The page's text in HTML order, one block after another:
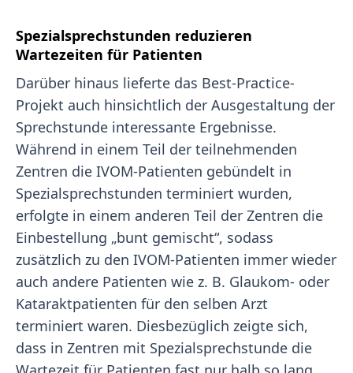
Spezialsprechstunden reduzieren
Wartezeiten für Patienten
Darüber hinaus lieferte das Best-Practice-
Projekt auch hinsichtlich der Ausgestaltung der
Sprechstunde interessante Ergebnisse.
Während in einem Teil der teilnehmenden
Zentren die IVOM-Patienten gebündelt in
Spezialsprechstunden terminiert wurden,
erfolgte in einem anderen Teil der Zentren die
Einbestellung „bunt gemischt“, sodass
zusätzlich zu den IVOM-Patienten immer wieder
auch andere Patienten wie z. B. Glaukom- oder
Kataraktpatienten für den selben Arzt
terminiert waren. Diesbezüglich zeigte sich,
dass in Zentren mit Spezialsprechstunde die